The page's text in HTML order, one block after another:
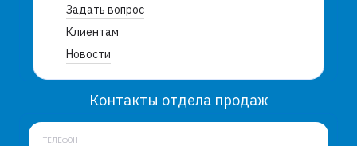
Задать вопрос
Клиентам
Новости
Контакты отдела продаж
ТЕЛЕФОН